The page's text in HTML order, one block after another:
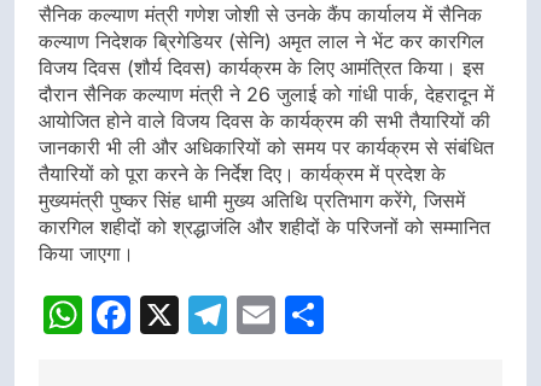
सैनिक कल्याण मंत्री गणेश जोशी से उनके कैंप कार्यालय में सैनिक
कल्याण निदेशक ब्रिगेडियर (सेनि) अमृत लाल ने भेंट कर कारगिल
विजय दिवस (शौर्य दिवस) कार्यक्रम के लिए आमंत्रित किया। इस
दौरान सैनिक कल्याण मंत्री ने 26 जुलाई को गांधी पार्क, देहरादून में
आयोजित होने वाले विजय दिवस के कार्यक्रम की सभी तैयारियों की
जानकारी भी ली और अधिकारियों को समय पर कार्यक्रम से संबंधित
तैयारियों को पूरा करने के निर्देश दिए। कार्यक्रम में प्रदेश के
मुख्यमंत्री पुष्कर सिंह धामी मुख्य अतिथि प्रतिभाग करेंगे, जिसमें
कारगिल शहीदों को श्रद्धाजंलि और शहीदों के परिजनों को सम्मानित
किया जाएगा।
WhatsApp
Facebook
X Telegram
Email